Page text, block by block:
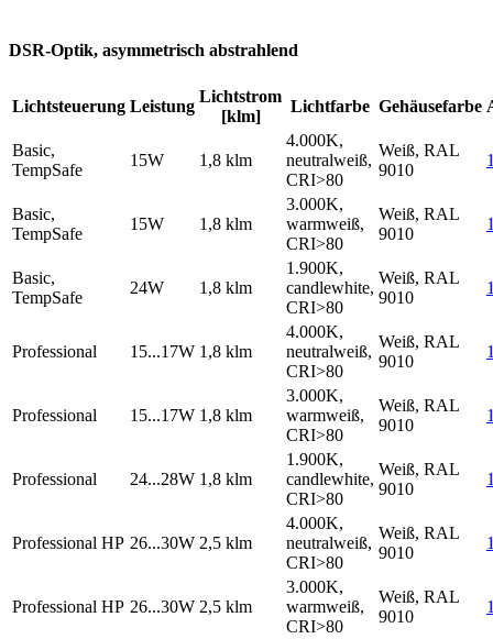
DSR-Optik, asymmetrisch abstrahlend
Lichtsteuerung Leistung
Lichtstrom
[klm]
Lichtfarbe Gehäusefarbe
Basic,
TempSafe
15W 1,8 klm
4.000K,
neutralweiß,
CRI>80
Weiß, RAL
9010
Basic,
TempSafe
15W 1,8 klm
3.000K,
warmweiß,
CRI>80
Weiß, RAL
9010
Basic,
TempSafe
24W 1,8 klm
1.900K,
candlewhite,
CRI>80
Weiß, RAL
9010
Professional 15...17W 1,8 klm
4.000K,
neutralweiß,
CRI>80
Weiß, RAL
9010
Professional 15...17W 1,8 klm
3.000K,
warmweiß,
CRI>80
Weiß, RAL
9010
Professional 24...28W 1,8 klm
1.900K,
candlewhite,
CRI>80
Weiß, RAL
9010
Professional HP 26...30W 2,5 klm
4.000K,
neutralweiß,
CRI>80
Weiß, RAL
9010
Professional HP 26...30W 2,5 klm
3.000K,
warmweiß,
CRI>80
Weiß, RAL
9010